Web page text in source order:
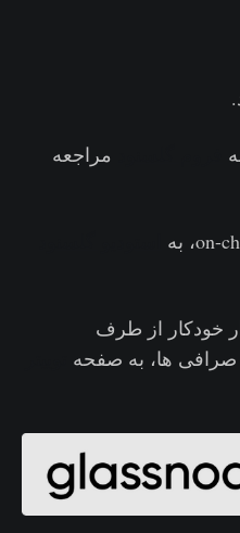
مراجعه
خودکار از طرف